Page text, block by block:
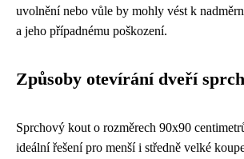
uvolnění nebo vůle by mohly vést k
a jeho případnému poškození.
Způsoby otevírání dveří
Sprchový kout o rozměrech 90x90
ideální řešení pro menší i středně velké